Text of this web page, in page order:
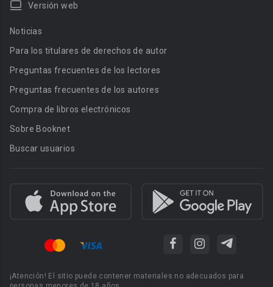
Versión web
Noticias
Para los titulares de derechos de autor
Preguntas frecuentes de los lectores
Preguntas frecuentes de los autores
Compra de libros electrónicos
Sobre Booknet
Buscar usuarios
¡Atención! El sitio puede contener materiales no adecuados para